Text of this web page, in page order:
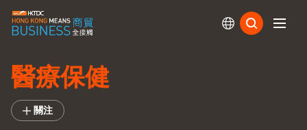
醫療保健
關注